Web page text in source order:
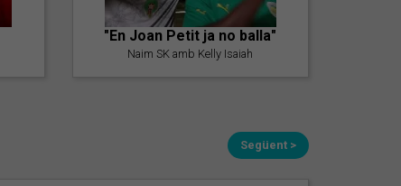
"En Joan Petit ja no balla"
Naim SK amb Kelly Isaiah
Següent >